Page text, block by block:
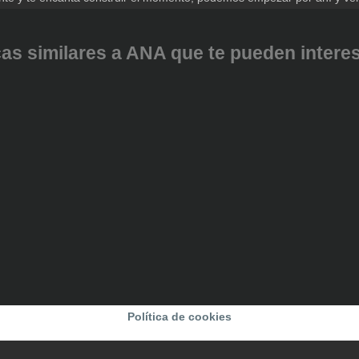
similares a ANA que te pueden
Política de cookies